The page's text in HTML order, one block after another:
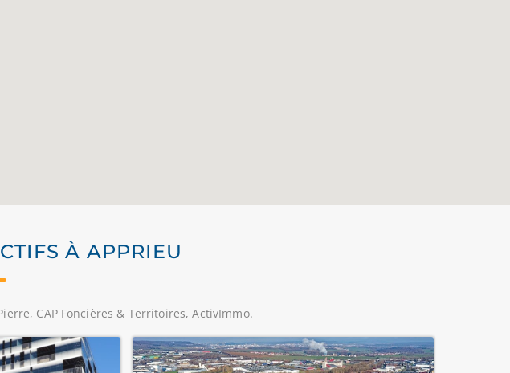
À APPRIEU
CAP Foncières & Territoires, ActivImmo.